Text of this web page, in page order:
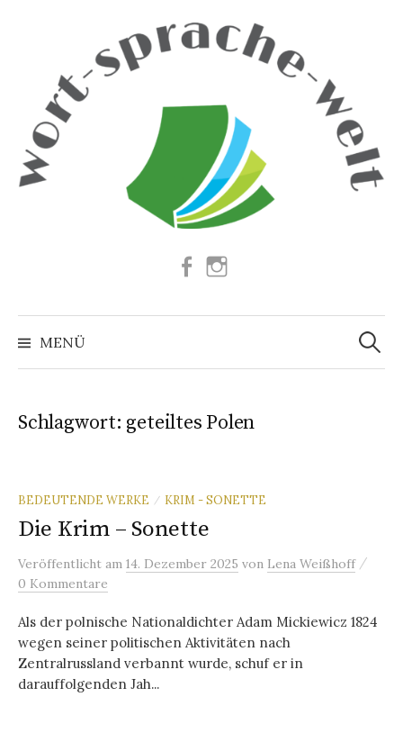
Facebook
MENÜ
Suchen
nach:
Schlagwort: geteiltes Polen
BEDEUTENDE WERKE / KRIM - SONETTE
Die Krim – Sonette
Veröffentlicht am 14. Dezember 2025 von Lena Weißhoff /
0 Kommentare
Als der polnische Nationaldichter Adam Mickiewicz 1824
wegen seiner politischen Aktivitäten nach
Zentralrussland verbannt wurde, schuf er in
darauffolgenden Jah...